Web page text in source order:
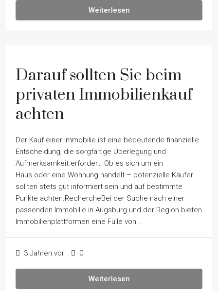
Weiterlesen
Darauf sollten Sie beim
privaten Immobilienkauf
achten
Der Kauf einer Immobilie ist eine bedeutende finanzielle
Entscheidung, die sorgfältige Überlegung und
Aufmerksamkeit erfordert. Ob es sich um ein
Haus oder eine Wohnung handelt – potenzielle Käufer
sollten stets gut informiert sein und auf bestimmte
Punkte achten.RechercheBei der Suche nach einer
passenden Immobilie in Augsburg und der Region bieten
Immobilienplattformen eine Fülle von...
3 Jahren vor 0
Weiterlesen